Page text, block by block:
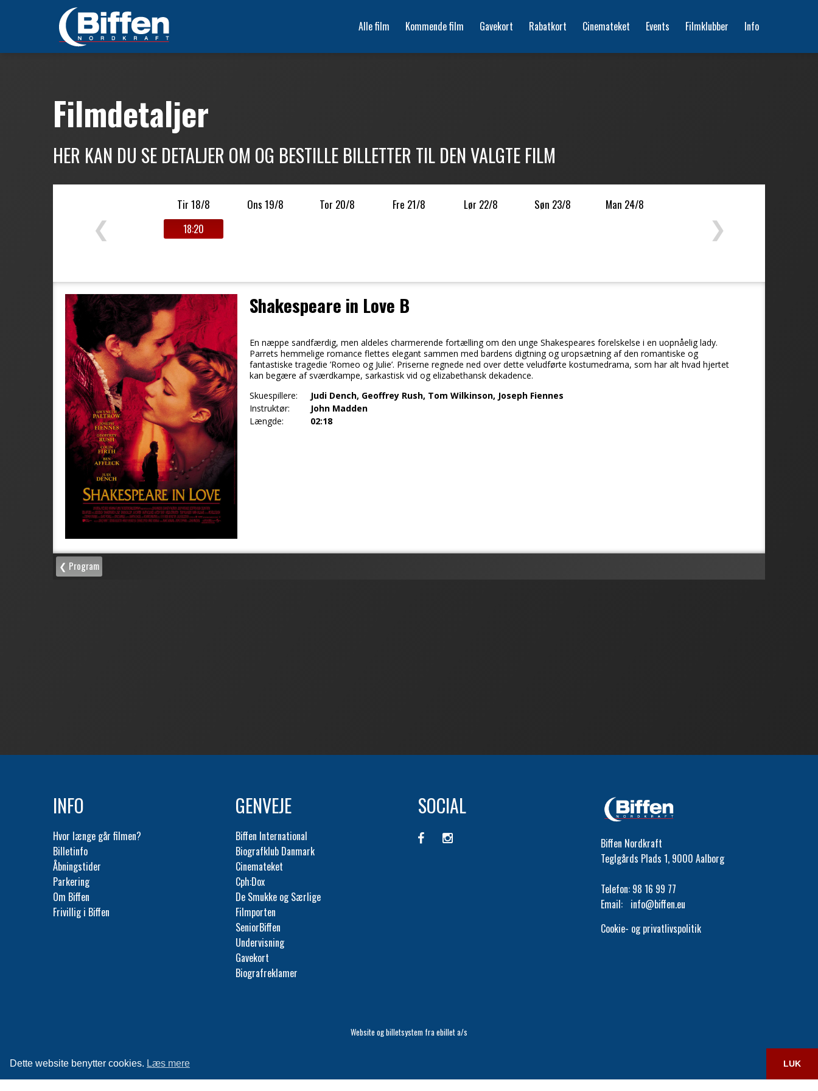
Dette website benytter cookies. Læs mere LUK
Alle film Kommende film Gavekort Rabatkort Cinemateket Events Filmklubber Info
INFO
Hvor længe går filmen?
Billetinfo
Åbningstider
Parkering
Om Biffen
Frivillig i Biffen
GENVEJE
Biffen International
Biografklub Danmark
Cinemateket
Cph:Dox
De Smukke og Særlige
Filmporten
SeniorBiffen
Undervisning
Gavekort
Biografreklamer
SOCIAL
Biffen Nordkraft
Teglgårds Plads 1, 9000 Aalborg
Telefon: 98 16 99 77
Email: info@biffen.eu
Cookie- og privatlivspolitik
Website og billetsystem fra ebillet a/s